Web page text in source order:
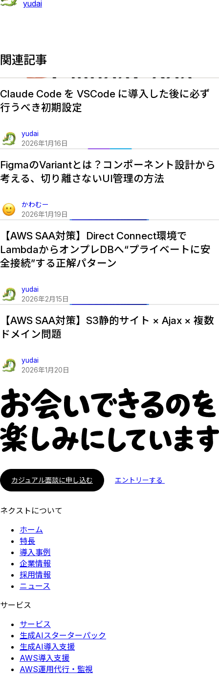
yudai
関連記事
Claude Code を VSCode に導入した後に必ず
行うべき初期設定
yudai
2026年1月 16 日
FigmaのVariantとは？コンポーネント設計から
考える、切り離さないUI管理の方法
かわむー
2026年1月 19 日
【AWS SAA対策】Direct Connect環境で
LambdaからオンプレDBへ“プライベートに安
全接続”する正解パターン
yudai
2026年2月 15 日
【AWS SAA対策】S3静的サイト × Ajax × 複数
ドメイン問題
yudai
2026年1月 20 日
カジュアル面談に申し込む エントリーする
ネクストについて
ホーム
特長
導入事例
企業情報
採用情報
ニュース
サービス
サービス
生成AIスターターパック
生成AI導入支援
AWS導入支援
AWS運用代行・監視